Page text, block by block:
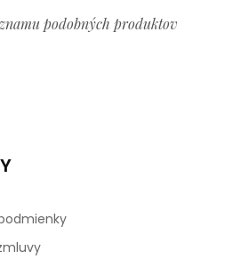
podobných produktov